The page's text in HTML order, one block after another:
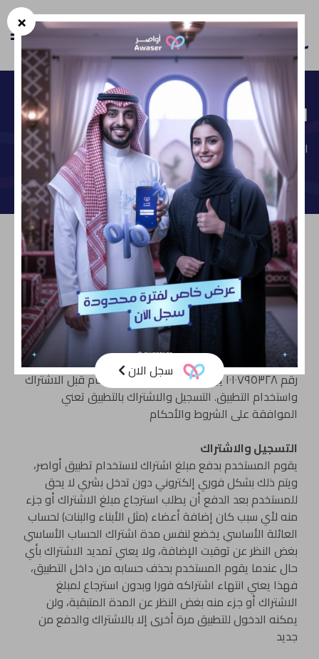
En
×
سجل الان
الشروط و الأحكام
الرئيسية الشروط و الأحكام
مقدمة
تطبيق أواصر هو تطبيق تواصل اجتماعي يتيح مساحة
للمستخدمين من العائلات والأفراد للتعارف والتواصل والبحث
من أجل الزواج .هذا التطبيق مملوك لشركة أواصر لتقنية
المعلومات في المملكة العربية السعودية، السجل التجاري
رقم ١٠١٠٧٩٥٣٢٨ يرجى قراءة الشروط والأحكام قبل الاشتراك
واستخدام التطبيق. التسجيل والاشتراك بالتطبيق تعني
الموافقة على الشروط والأحكام
التسجيل والاشتراك
يقوم المستخدم بدفع مبلغ اشتراك لاستخدام تطبيق أواصر،
ويتم ذلك بشكل فوري إلكتروني دون تدخل بشري لا يحق
للمستخدم بعد الدفع أن يطلب استرجاع مبلغ الاشتراك أو جزء
منه لأي سبب كان إضافة أعضاء (مثل الأبناء والبنات) لحساب
العائلة الأساسي يخضع لنفس مدة اشتراك الحساب الأساسي
بغض النظر عن توقيت الإضافة، ولا يعني تمديد الاشتراك بأي
حال عندما يقوم المستخدم بحذف حسابه من داخل التطبيق،
فهذا يعني انتهاء اشتراكه فورا وبدون استرجاع لمبلغ
الاشتراك أو جزء منه بغض النظر عن المدة المتبقية، ولن
يمكنه الدخول للتطبيق مرة أخرى إلا بالاشتراك والدفع من
جديد